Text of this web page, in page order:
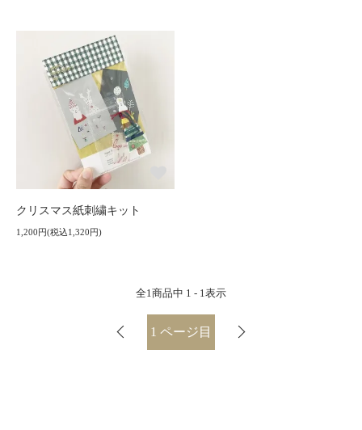
クリスマス紙刺繍キット
1,200円(税込1,320円)
全1商品中 1 - 1表示
1 ページ目